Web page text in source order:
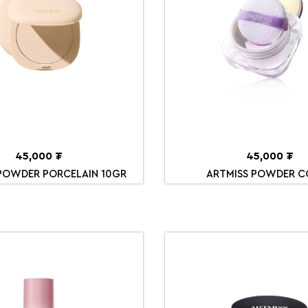
45,000 ₮
PORCELAIN 10GR
45,000 ₮
ARTMISS POWDER